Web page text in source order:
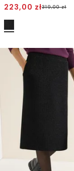
223,00 zł319,00zł